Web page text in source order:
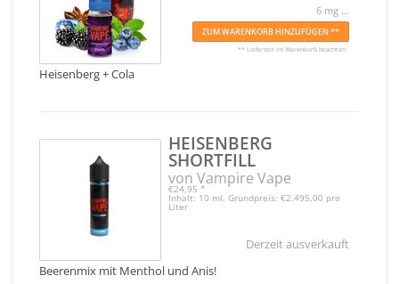
6 mg ...
ZUM WARENKORB HINZUFÜGEN **
** Lieferzeit im Warenkorb beachten
Heisenberg + Cola
HEISENBERG
SHORTFILL
von Vampire Vape
€24,95 *
Inhalt: 10 ml, Grundpreis: €2.495,00 pro
Liter
Derzeit ausverkauft
Beerenmix mit Menthol und Anis!